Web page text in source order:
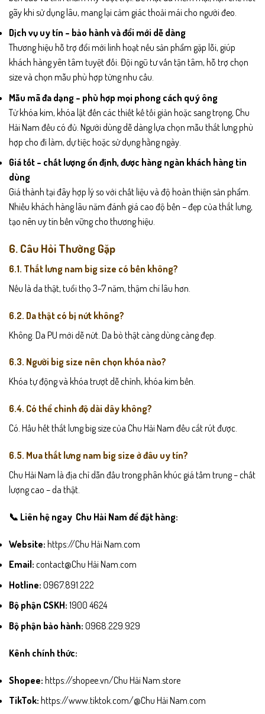
gãy khi sử dụng lâu, mang lại cảm giác thoải mái cho người đeo.
Dịch vụ uy tín – bảo hành và đổi mới dễ dàng
Thương hiệu hỗ trợ đổi mới linh hoạt nếu sản phẩm gặp lỗi, giúp
khách hàng yên tâm tuyệt đối. Đội ngũ tư vấn tận tâm, hỗ trợ chọn
size và chọn mẫu phù hợp từng nhu cầu.
Mẫu mã đa dạng – phù hợp mọi phong cách quý ông
Từ khóa kim, khóa lật đến các thiết kế tối giản hoặc sang trọng, Chu
Hải Nam đều có đủ. Người dùng dễ dàng lựa chọn mẫu thắt lưng phù
hợp cho đi làm, dự tiệc hoặc sử dụng hằng ngày.
Giá tốt – chất lượng ổn định, được hàng ngàn khách hàng tin
dùng
Giá thành tại đây hợp lý so với chất liệu và độ hoàn thiện sản phẩm.
Nhiều khách hàng lâu năm đánh giá cao độ bền – đẹp của thắt lưng,
tạo nên uy tín bền vững cho thương hiệu.
6. Câu Hỏi Thường Gặp
6.1. Thắt lưng nam big size có bền không?
Nếu là da thật, tuổi thọ 3–7 năm, thậm chí lâu hơn.
6.2. Da thật có bị nứt không?
Không. Da PU mới dễ nứt. Da bò thật càng dùng càng đẹp.
6.3. Người big size nên chọn khóa nào?
Khóa tự động và khóa trượt dễ chỉnh, khóa kim bền.
6.4. Có thể chỉnh độ dài dây không?
Có. Hầu hết thắt lưng big size của Chu Hải Nam đều cắt rút được.
6.5. Mua thắt lưng nam big size ở đâu uy tín?
Chu Hải Nam là địa chỉ dẫn đầu trong phân khúc giá tầm trung – chất
lượng cao – da thật.
📞 Liên hệ ngay Chu Hải Nam để đặt hàng:
Website: https://Chu Hải Nam.com
Email: contact@Chu Hải Nam.com
Hotline: 0967.891.222
Bộ phận CSKH: 1900 4624
Bộ phận bảo hành: 0968.229.929
Kênh chính thức:
Shopee: https://shopee.vn/Chu Hải Nam.store
TikTok: https://www.tiktok.com/@Chu Hải Nam.com